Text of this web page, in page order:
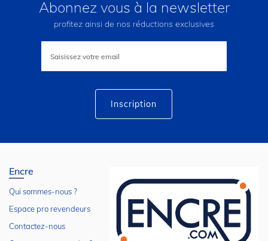
Abonnez vous à la newsletter
profitez ainsi de nos réductions exclusives
lettre
Inscription
Encre
Qui sommes-nous ?
Espace pro revendeurs
Contactez-nous